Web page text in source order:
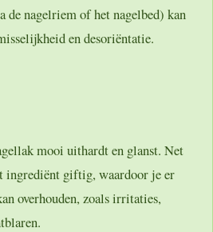
nagelriem of het nagelbed) kan
en desoriëntatie.
mooi uithardt en glanst. Net
ingrediënt giftig, waardoor je er
overhouden, zoals irritaties,